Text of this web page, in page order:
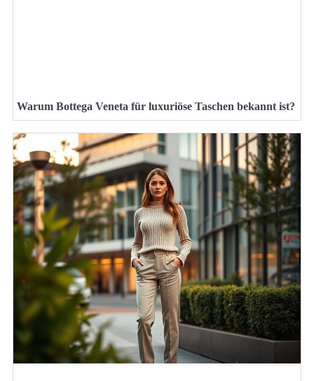
Warum Bottega Veneta für luxuriöse Taschen bekannt ist?